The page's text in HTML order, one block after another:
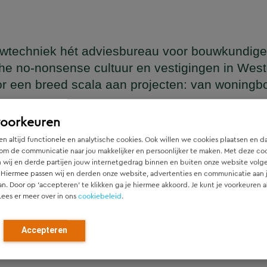
altijd functionele en analytische cookies. Ook willen we cookies plaatsen en
de communicatie naar jou makkelijker en persoonlijker te maken. Met deze
wij en derde partijen jouw internetgedrag binnen en buiten onze website
passen wij en derden onze website, advertenties en communicatie aan
Door op ‘accepteren’ te klikken ga je hiermee akkoord. Je kunt je voorkeuren
er meer over in onscookiebeleid.
Accepteren
hét adviesbureau voor bouwkundige
no-nonsense cultuur en vestigingen in
een breed scala aan projecten: van
die naadloos aansluit op het architectonische ontwerp,
en denken vanaf het eerste moment actief mee met alle
als constructeur zo vroeg mogelijk in de ontwerpfase
constructies — voor zowel nieuwbouw als